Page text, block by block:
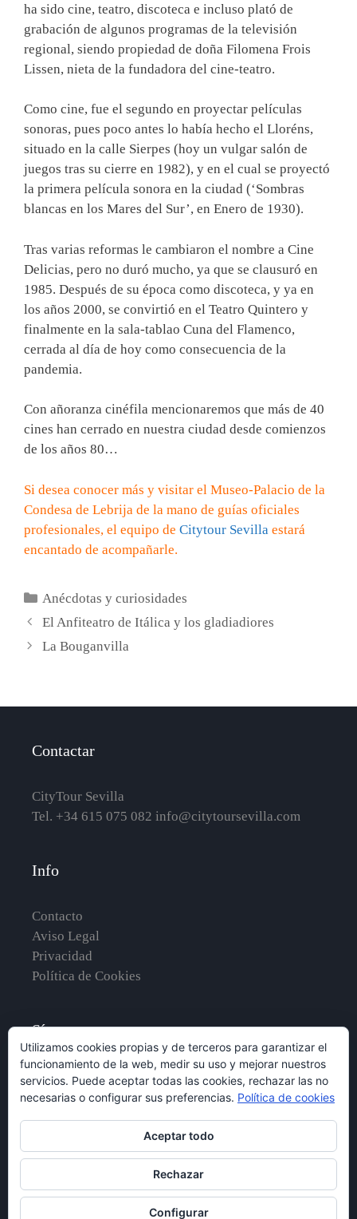
ha sido cine, teatro, discoteca e incluso plató de
grabación de algunos programas de la televisión
regional, siendo propiedad de doña Filomena Frois
Lissen, nieta de la fundadora del cine-teatro.
Como cine, fue el segundo en proyectar películas
sonoras, pues poco antes lo había hecho el Lloréns,
situado en la calle Sierpes (hoy un vulgar salón de
juegos tras su cierre en 1982), y en el cual se proyectó
la primera película sonora en la ciudad (‘Sombras
blancas en los Mares del Sur’, en Enero de 1930).
Tras varias reformas le cambiaron el nombre a Cine
Delicias, pero no duró mucho, ya que se clausuró en
1985. Después de su época como discoteca, y ya en
los años 2000, se convirtió en el Teatro Quintero y
finalmente en la sala-tablao Cuna del Flamenco,
cerrada al día de hoy como consecuencia de la
pandemia.
Con añoranza cinéfila mencionaremos que más de 40
cines han cerrado en nuestra ciudad desde comienzos
de los años 80…
Si desea conocer más y visitar el Museo-Palacio de la
Condesa de Lebrija de la mano de guías oficiales
profesionales, el equipo de Citytour Sevilla estará
encantado de acompañarle.
Categorías
Anécdotas y curiosidades
El Anfiteatro de Itálica y los gladiadiores
La Bouganvilla
Contactar
CityTour Sevilla
Tel. +34 615 075 082 info@citytoursevilla.com
Info
Contacto
Aviso Legal
Privacidad
Política de Cookies
Síguenos en
Utilizamos cookies propias y de terceros para garantizar el
funcionamiento de la web, medir su uso y mejorar nuestros
servicios. Puede aceptar todas las cookies, rechazar las no
necesarias o configurar sus preferencias. Política de cookies
Aceptar todo
Rechazar
Configurar